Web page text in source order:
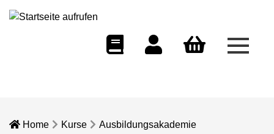
Menü
Home Kurse
Ausbildungsakademie